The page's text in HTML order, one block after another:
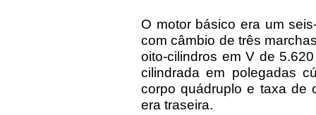
O motor básico era um
com câmbio de três
oito-cilindros em V de
cilindrada em polegadas
corpo quádruplo e taxa de
era traseira.